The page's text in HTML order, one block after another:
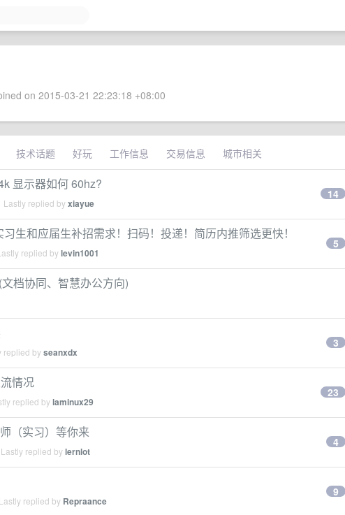
on 2015-03-21 22:23:18 +08:00
技术话题 好玩 工作信息 交易信息 城市相关
显示器如何 60hz?
Lastly replied byxiayue
14
生和应届生补招需求！扫码！投递！简历内推筛选更快！
replied bylevin1001
5
档协同、智慧办公方向)
replied byseanxdx
3
情况
replied bylaminux29
23
（实习）等你来
replied bylernlot
4
replied by Repraance
9